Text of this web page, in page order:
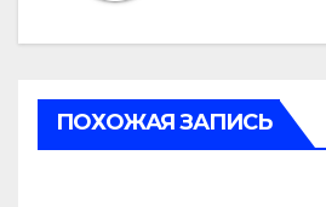
ПОХОЖАЯ ЗАПИСЬ